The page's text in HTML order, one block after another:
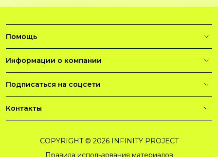
Помощь
Информации о компании
Подписаться на соцсети
Контакты
COPYRIGHT © 2026 INFINITY PROJECT
Правила использования материалов